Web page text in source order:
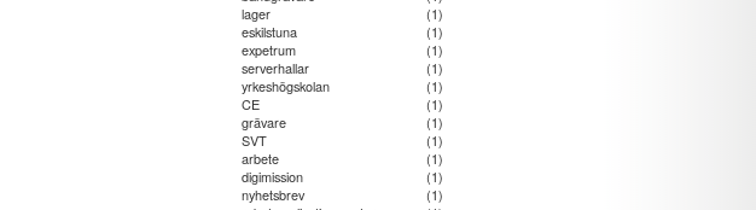
lager
(1)
eskilstuna
(1)
expetrum
(1)
serverhallar
(1)
yrkeshögskolan
(1)
CE
(1)
grävare
(1)
SVT
(1)
arbete
(1)
digimission
(1)
nyhetsbrev
(1)